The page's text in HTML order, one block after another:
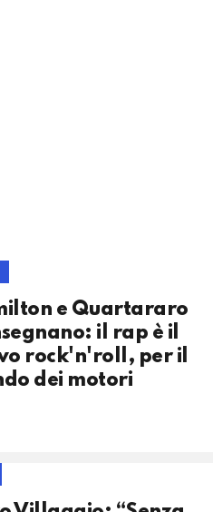
e Quartararo
il rap è il
rock'n'roll, per il
dei motori